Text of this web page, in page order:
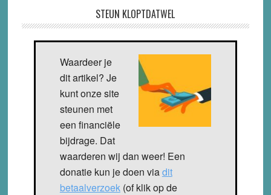
STEUN KLOPTDATWEL
Waardeer je
dit artikel? Je
kunt onze site
steunen met
een financiële
bijdrage. Dat
waarderen wij dan weer! Een
donatie kun je doen viadit
betaalverzoek(of klik op de